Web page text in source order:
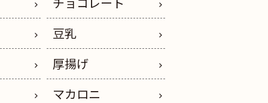
豆乳
厚揚げ
マカロニ